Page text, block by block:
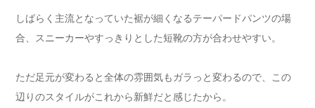
しばらく主流となっていた裾が細くなるテーパードパンツの場
合、スニーカーやすっきりとした短靴の方が合わせやすい。
ただ足元が変わると全体の雰囲気もガラっと変わるので、この
辺りのスタイルがこれから新鮮だと感じたから。